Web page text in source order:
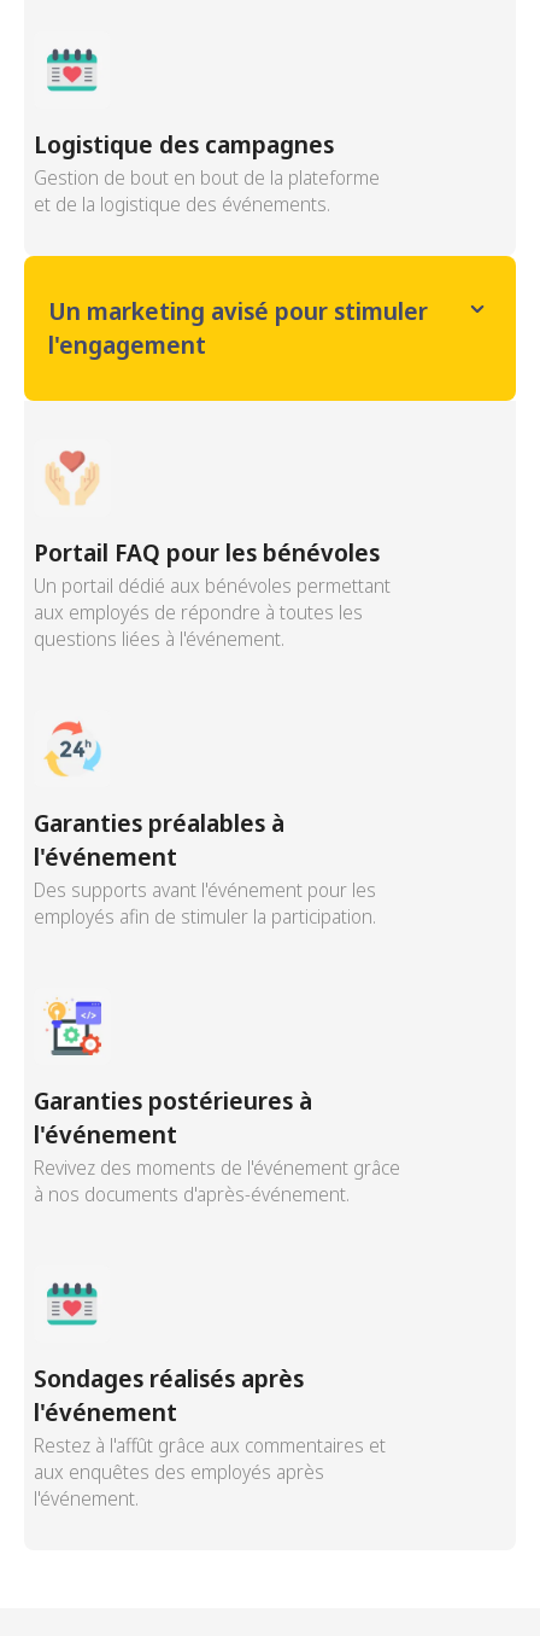
Logistique des campagnes
Gestion de bout en bout de la plateforme
et de la logistique des événements.
Un marketing avisé pour stimuler
l'engagement
Portail FAQ pour les bénévoles
Un portail dédié aux bénévoles permettant
aux employés de répondre à toutes les
questions liées à l'événement.
Garanties préalables à
l'événement
Des supports avant l'événement pour les
employés afin de stimuler la participation.
Garanties postérieures à
l'événement
Revivez des moments de l'événement grâce
à nos documents d'après-événement.
Sondages réalisés après
l'événement
Restez à l'affût grâce aux commentaires et
aux enquêtes des employés après
l'événement.